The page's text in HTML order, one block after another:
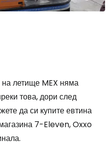
летище MEX няма
това, дори след
да си купите евтина
7-Eleven, Oxxo